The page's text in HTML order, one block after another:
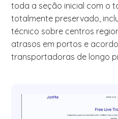
toda a seção inicial com o
totalmente preservado,
técnico sobre centros
atrasos em portos e
transportadoras de longo